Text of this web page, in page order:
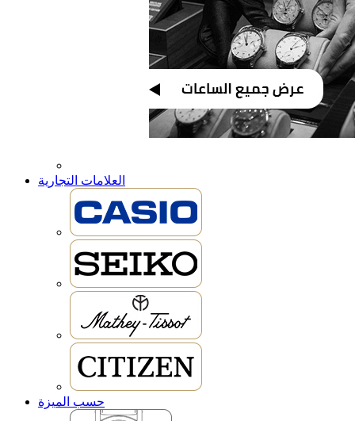
العلامات التجارية
حسب الميزة